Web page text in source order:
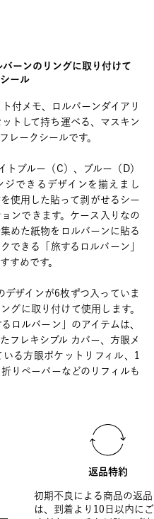
ーンのリングに取り付けて
ール
付メモ、ロルバーンダイアリ
トして持ち運べる、マスキン
レークシールです。
ブルー（C）、ブルー（D）
できるデザインを揃えまし
使用した貼って剥がせるシー
ンできます。ケース入りなの
めた紙物をロルバーンに貼る
できる「旅するロルバーン」
すめです。
ザインが6枚ずつ入っていま
グに取り付けて使用します。
ロルバーン」のアイテムは、
フレキシブル カバー、方眼メ
る方眼ポケットリフィル、1
りペーパーなどのリフィルも
返品特約
初期不良による商品の返
は、到着より10日以内に